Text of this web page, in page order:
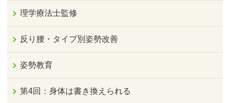
理学療法士監修
反り腰・タイプ別姿勢改善
姿勢教育
第4回：身体は書き換えられる